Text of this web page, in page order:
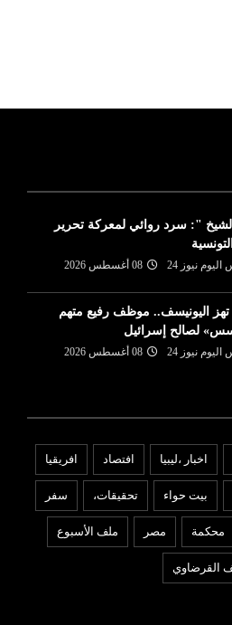
": سرد روائي لمعركة تحرير
نيوز 24 08 أغسطس 2026
اليونيسف.. موظف رفيع متهم
لصالح إسرائيل
نيوز 24 08 أغسطس 2026
اخبار ،ليبيا افتصاد افريقيا
بيت حواء تحقيقات، سفر
محكمة مصر ملف الأسبوع
القرضاوي